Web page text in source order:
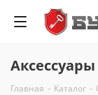
Главная - Каталог -